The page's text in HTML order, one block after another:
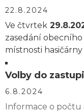
22.8.2024
Ve čtvrtek
zasedání
místnosti hasičárny
Volby do
6.8.2024
Informace o počtu